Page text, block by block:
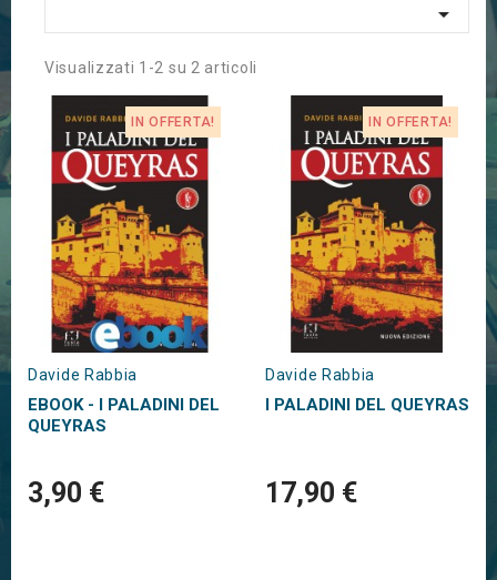

Visualizzati 1-2 su 2 articoli
IN OFFERTA!
Davide Rabbia
EBOOK - I PALADINI DEL
QUEYRAS
3,90 €
IN OFFERTA!
Davide Rabbia
I PALADINI DEL QUEYRAS
17,90 €